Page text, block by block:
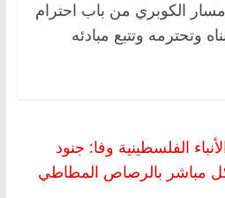
الكوبري من باب احترام
وتحترمه وتتبع مبادئه
الفلسطينية وفا: جنود
مباشر بالرصاص المطاطي